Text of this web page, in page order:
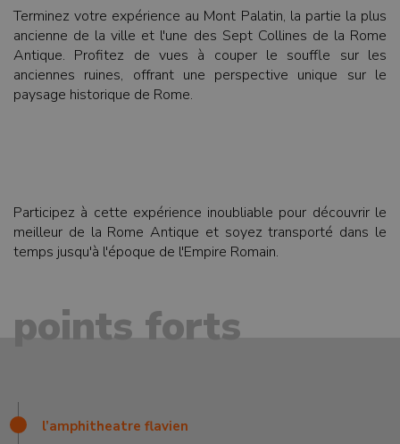
Terminez votre expérience au Mont Palatin, la partie la plus
ancienne de la ville et l'une des Sept Collines de la Rome
Antique. Profitez de vues à couper le souffle sur les
anciennes ruines, offrant une perspective unique sur le
paysage historique de Rome.
Participez à cette expérience inoubliable pour découvrir le
meilleur de la Rome Antique et soyez transporté dans le
temps jusqu'à l'époque de l'Empire Romain.
points forts
l’amphitheatre flavien